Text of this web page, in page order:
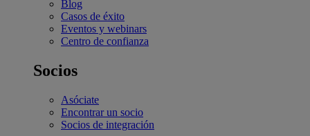
Blog
Casos de éxito
Eventos y webinars
Centro de confianza
Socios
Asóciate
Encontrar un socio
Socios de integración